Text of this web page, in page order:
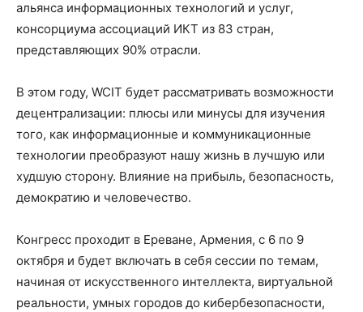
альянса информационных технологий и услуг,
консорциума ассоциаций ИКТ из 83 стран,
представляющих 90% отрасли.
В этом году, WCIT будет рассматривать возможности
децентрализации: плюсы или минусы для изучения
того, как информационные и коммуникационные
технологии преобразуют нашу жизнь в лучшую или
худшую сторону. Влияние на прибыль, безопасность,
демократию и человечество.
Конгресс проходит в Ереване, Армения, с 6 по 9
октября и будет включать в себя сессии по темам,
начиная от искусственного интеллекта, виртуальной
реальности, умных городов до кибербезопасности,